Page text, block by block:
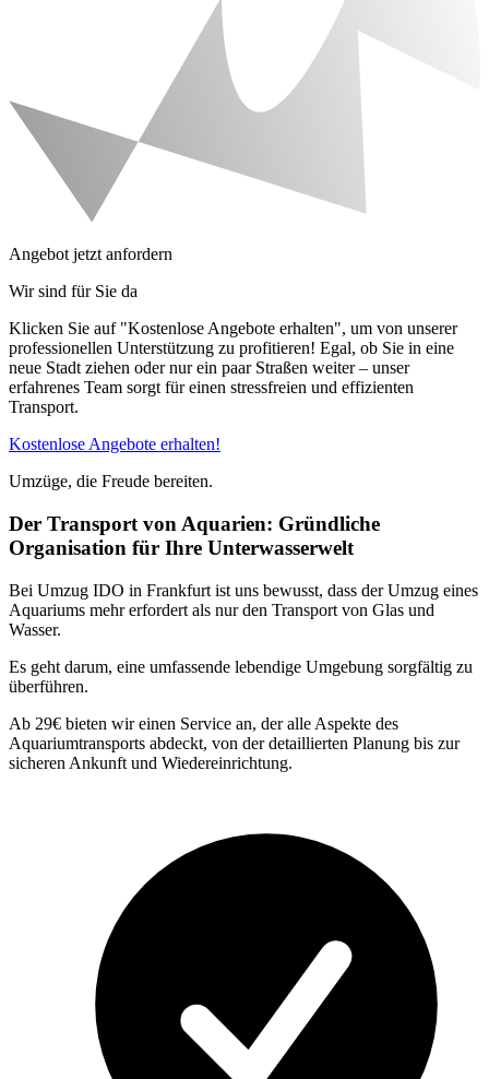
Angebot jetzt anfordern
Wir sind für Sie da
Klicken Sie auf "Kostenlose Angebote erhalten", um von unserer
professionellen Unterstützung zu profitieren! Egal, ob Sie in eine
neue Stadt ziehen oder nur ein paar Straßen weiter – unser
erfahrenes Team sorgt für einen stressfreien und effizienten
Transport.
Kostenlose Angebote erhalten!
Umzüge, die Freude bereiten.
Der Transport von Aquarien: Gründliche
Organisation für Ihre Unterwasserwelt
Bei Umzug IDO in Frankfurt ist uns bewusst, dass der Umzug eines
Aquariums mehr erfordert als nur den Transport von Glas und
Wasser.
Es geht darum, eine umfassende lebendige Umgebung sorgfältig zu
überführen.
Ab 29€ bieten wir einen Service an, der alle Aspekte des
Aquariumtransports abdeckt, von der detaillierten Planung bis zur
sicheren Ankunft und Wiedereinrichtung.